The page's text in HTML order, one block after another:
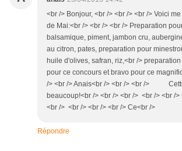
<br /> Bonjour, <br /> <br /> <br /> Voici
de Mai:<br /> <br /> <br /> Preparation
balsamique, piment, jambon cru,
au citron, pates, preparation pour
huile d'olives, safran, riz,<br />
pour ce concours et bravo pour ce
/> <br /> Anais<br /> <br /> <br />
beaucoup!<br /> <br /> <br /> <br /> <br /
<br /> <br /> <br /> <br /> Ce<br />
Répondre